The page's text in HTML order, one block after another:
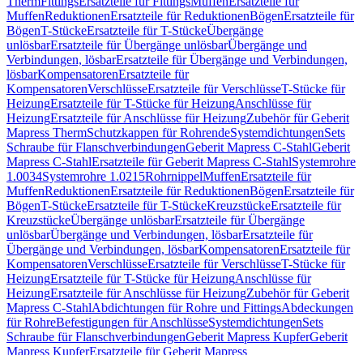
MuffenReduktionenErsatzteile für ReduktionenBögenErsatzteile für
BögenT-StückeErsatzteile für T-StückeÜbergänge
unlösbarErsatzteile für Übergänge unlösbarÜbergänge und
Verbindungen, lösbarErsatzteile für Übergänge und Verbindungen,
lösbarKompensatorenErsatzteile für
KompensatorenVerschlüsseErsatzteile für VerschlüsseT-Stücke für
HeizungErsatzteile für T-Stücke für HeizungAnschlüsse für
HeizungErsatzteile für Anschlüsse für HeizungZubehör für Geberit
Mapress ThermSchutzkappen für RohrendeSystemdichtungenSets
Schraube für FlanschverbindungenGeberit Mapress C-StahlGeberit
Mapress C-StahlErsatzteile für Geberit Mapress C-StahlSystemrohre
1.0034Systemrohre 1.0215RohrnippelMuffenErsatzteile für
MuffenReduktionenErsatzteile für ReduktionenBögenErsatzteile für
BögenT-StückeErsatzteile für T-StückeKreuzstückeErsatzteile für
KreuzstückeÜbergänge unlösbarErsatzteile für Übergänge
unlösbarÜbergänge und Verbindungen, lösbarErsatzteile für
Übergänge und Verbindungen, lösbarKompensatorenErsatzteile für
KompensatorenVerschlüsseErsatzteile für VerschlüsseT-Stücke für
HeizungErsatzteile für T-Stücke für HeizungAnschlüsse für
HeizungErsatzteile für Anschlüsse für HeizungZubehör für Geberit
Mapress C-StahlAbdichtungen für Rohre und FittingsAbdeckungen
für RohreBefestigungen für AnschlüsseSystemdichtungenSets
Schraube für FlanschverbindungenGeberit Mapress KupferGeberit
Mapress KupferErsatzteile für Geberit Mapress